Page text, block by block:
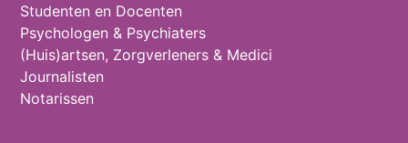
Studenten en Docenten
Psychologen & Psychiaters
(Huis)artsen, Zorgverleners & Medici
Journalisten
Notarissen